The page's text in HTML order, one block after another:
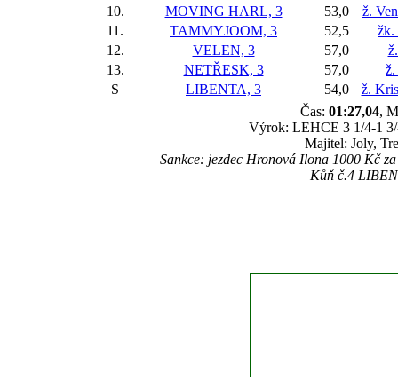
10.
MOVING HARL, 3 53,0
ž.
11.
TAMMYJOOM, 3 52,5
žk.
12.
VELEN, 3 57,0
13.
NETŘESK, 3 57,0
ž.
S
LIBENTA, 3 54,0
ž.
Čas: 01:27,04,
Výrok: LEHCE 3 1/4-1 3/
Majitel: Joly,
Sankce: jezdec Hronová Ilona 1000 Kč
Kůň č.4